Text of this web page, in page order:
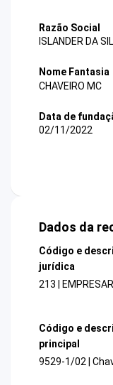
Razão Social
ISLANDER DA
Nome Fantasia
CHAVEIRO MC
Data de
02/11/2022
Dados da
Código e
jurídica
213 |
Código e
principal
9529-1/02 |